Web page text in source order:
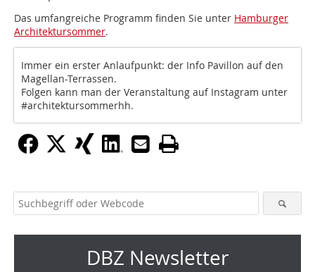
Das umfangreiche Programm finden Sie unter Hamburger
Architektursommer.
Immer ein erster Anlaufpunkt: der Info Pavillon auf den
Magellan-Terrassen.
Folgen kann man der Veranstaltung auf Instagram unter
#architektursommerhh.
DBZ Newsletter